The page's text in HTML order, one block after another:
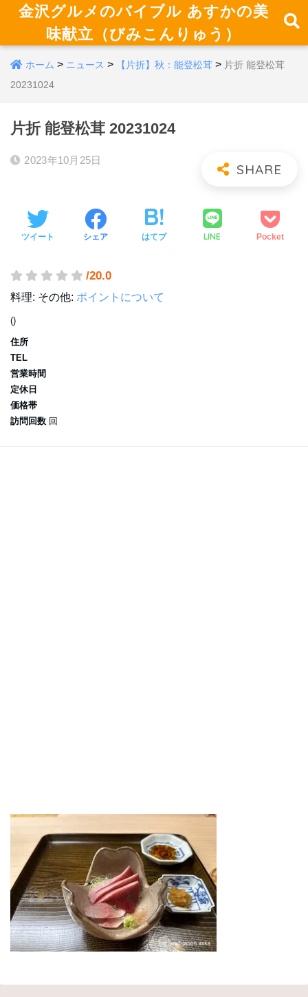
金沢グルメのバイブル あすかの美
味献立（びみこんりゅう）
ホーム > ニュース > 【片折】秋：能登松茸 > 片折 能登松茸
20231024
片折 能登松茸 20231024
2023年10月25日
ツイート シェア はてブ LINE Pocket
/20.0
料理: その他: ポイントについて
()
住所
TEL
営業時間
定休日
価格帯
訪問回数 回